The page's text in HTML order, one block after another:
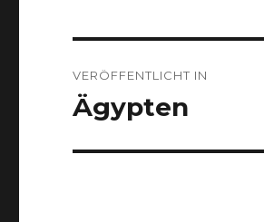
VERÖFFENTLICHT IN
Ägypten